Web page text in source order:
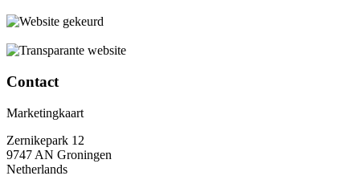
Contact
Marketingkaart
Zernikepark 12
9747 AN Groningen
Netherlands